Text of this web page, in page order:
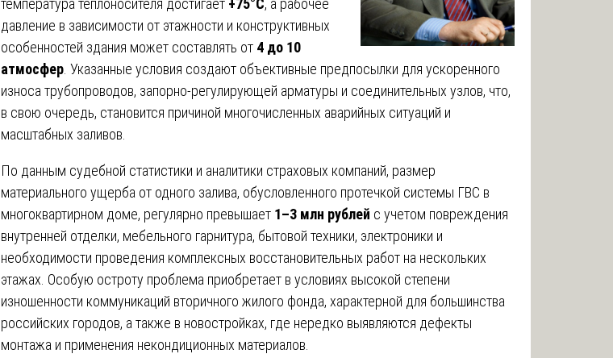
давление в зависимости от этажности и конструктивных
особенностей здания может составлять от 4 до 10
атмосфер . Указанные условия создают объективные предпосылки для ускоренного
износа трубопроводов, запорно-регулирующей арматуры и соединительных узлов, что,
в свою очередь, становится причиной многочисленных аварийных ситуаций и
масштабных заливов.
По данным судебной статистики и аналитики страховых компаний, размер
материального ущерба от одного залива, обусловленного протечкой системы ГВС в
многоквартирном доме, регулярно превышает 1–3 млн рублей с учетом повреждения
внутренней отделки, мебельного гарнитура, бытовой техники, электроники и
необходимости проведения комплексных восстановительных работ на нескольких
этажах. Особую остроту проблема приобретает в условиях высокой степени
изношенности коммуникаций вторичного жилого фонда, характерной для большинства
российских городов, а также в новостройках, где нередко выявляются дефекты
монтажа и применения некондиционных материалов.